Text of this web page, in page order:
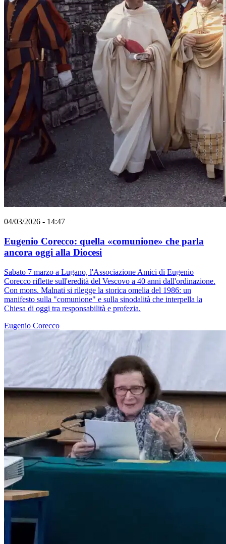
04/03/2026 - 14:47
Eugenio Corecco: quella «comunione» che parla
ancora oggi alla Diocesi
Sabato 7 marzo a Lugano, l'Associazione Amici di Eugenio
Corecco riflette sull'eredità del Vescovo a 40 anni dall'ordinazione.
Con mons. Malnati si rilegge la storica omelia del 1986: un
manifesto sulla "comunione" e sulla sinodalità che interpella la
Chiesa di oggi tra responsabilità e profezia.
Eugenio Corecco